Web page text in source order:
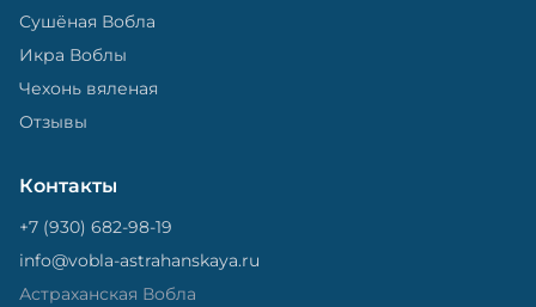
Сушёная Вобла
Икра Воблы
Чехонь вяленая
Отзывы
Контакты
+7 (930) 682-98-19
info@vobla-astrahanskaya.ru
Астраханская Вобла